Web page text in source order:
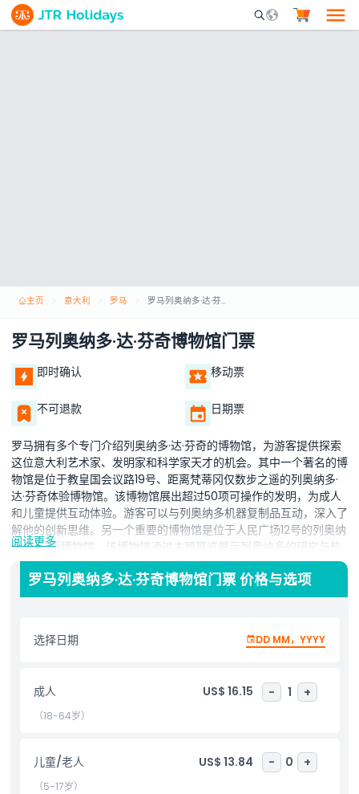
Mobile Search
主页 意大利 罗马 罗马列奥纳多·达·芬奇博物馆门票
罗马列奥纳多·达·芬奇博物馆门票
即时确认 移动票
不可退款 日期票
罗马拥有多个专门介绍列奥纳多·达·芬奇的博物馆，为游客提供探索
这位意大利艺术家、发明家和科学家天才的机会。其中一个著名的博
物馆是位于教皇国会议路19号、距离梵蒂冈仅数步之遥的列奥纳多·
达·芬奇体验博物馆。该博物馆展出超过50项可操作的发明，为成人
和儿童提供互动体验。游客可以与列奥纳多机器复制品互动，深入了
解他的创新思维。另一个重要的博物馆是位于人民广场12号的列奥纳
多·达·芬奇博物馆。该博物馆通过主题展览展示列奥纳多的研究与热
情，展出根据他的手稿制作的互动和等身大小机器。展品包括他著名
的文艺复兴艺术作品、解剖素描以及《最后的晚餐》和《维特鲁威
人》等作品的动画。此外，列奥纳多·达·芬奇博物馆坐落于罗马北门
发明家、艺术家、科学家、解剖学家、工程师和建筑师的天才，全面
呈现他在各领域的贡献。每一个博物馆都从独特视角展示了列奥纳多
世界。
包含项
阅读更多
罗马列奥纳多·达·芬奇博物馆门票 价格与选项
选择日期 DD MM，YYYY
成人 US$ 16.15 - 1 +
（18-64岁）
儿童/老人 US$ 13.84 - 0 +
（5-17岁）